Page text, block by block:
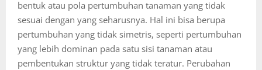
bentuk atau pola pertumbuhan tanaman yang tidak
sesuai dengan yang seharusnya. Hal ini bisa berupa
pertumbuhan yang tidak simetris, seperti pertumbuhan
yang lebih dominan pada satu sisi tanaman atau
pembentukan struktur yang tidak teratur. Perubahan